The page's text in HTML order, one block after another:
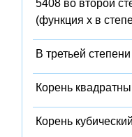
5408 во второй
(функция x в
В третьей
Корень
Корень